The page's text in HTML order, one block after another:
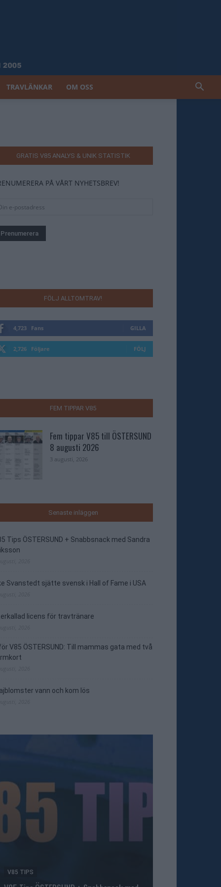
TRAVLÄNKAR OM OSS
GRATIS V85 ANALYS & UNIK STATISTIK
PÅ VÅRT NYHETSBREV!
FÖLJ ALLTOMTRAV!
4,723 Fans GILLA
2,726 Följare FÖLJ
FEM TIPPAR V85
Fem tippar V85 till ÖSTERSUND
8 augusti 2026
3 augusti, 2026
Senaste inläggen
Tips ÖSTERSUND + Snabbsnack med Sandra
Svanstedt sjätte svensk i Hall of Fame i USA
licens för travtränare
V85 ÖSTERSUND: Till mammas gata med två
vann och kom lös
V85 TIPS